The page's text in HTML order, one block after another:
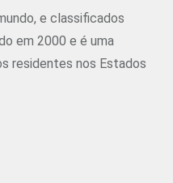
e classificados
em 2000 e é uma
residentes nos Estados